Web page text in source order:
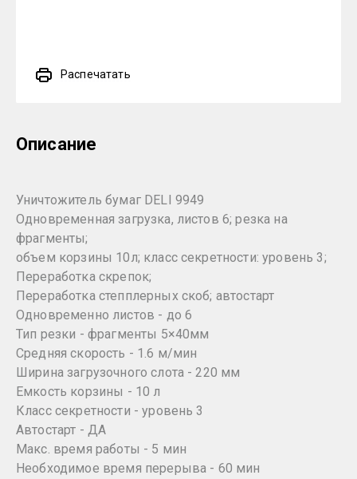
Распечатать
Описание
Уничтожитель бумаг DELI 9949
Одновременная загрузка, листов 6; резка на
фрагменты;
объем корзины 10л; класс секретности: уровень 3;
Переработка скрепок;
Переработка степплерных скоб; автостарт
Одновременно листов - до 6
Тип резки - фрагменты 5×40мм
Средняя скорость - 1.6 м/мин
Ширина загрузочного слота - 220 мм
Емкость корзины - 10 л
Класс секретности - уровень 3
Автостарт - ДА
Макс. время работы - 5 мин
Необходимое время перерыва - 60 мин